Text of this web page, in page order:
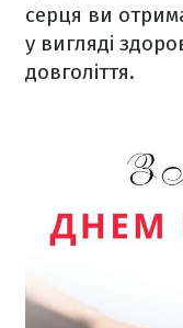
серця ви
у вигляді
довголіття.